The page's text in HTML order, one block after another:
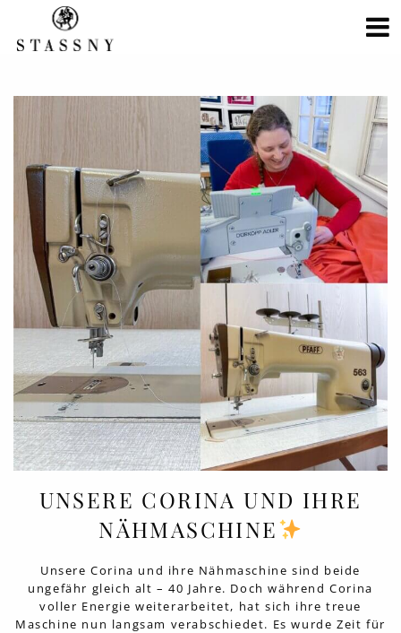
UNSERE CORINA UND IHRE
NÄHMASCHINE
Unsere Corina und ihre Nähmaschine sind beide
ungefähr gleich alt – 40 Jahre. Doch während Corina
voller Energie weiterarbeitet, hat sich ihre treue
Maschine nun langsam verabschiedet. Es wurde Zeit für